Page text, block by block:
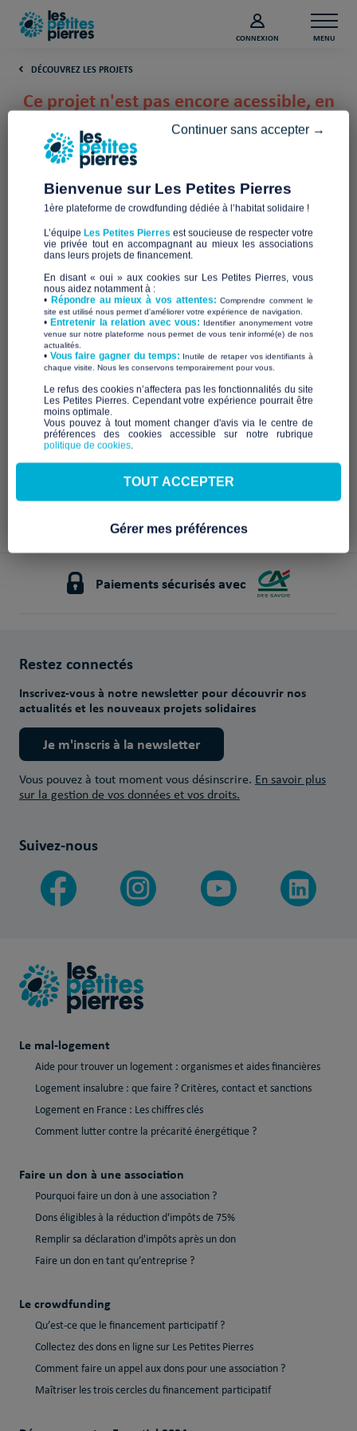
CONNEXION MENU
DÉCOUVREZ LES PROJETS
Ce projet n'est pas encore acessible, en
attendant découvrez les derniers
projets lancés :
Deux locations pour
héberger des demandeurs
d'asile
COLLECTIF AGIR
10 630€ sur 15 000€
67 joursrestants ! +
Solution de relogement
pour un public SDF
Centre de Développement pour
l'Habitat et l'Aménagement des
Territoires
2 420€ sur 15 000€
37 joursrestants !
Paiements sécurisés avec
Restez connectés
Inscrivez-vous à notre newsletter pour découvrir nos
actualités et les nouveaux projets solidaires
Je m'inscris à la newsletter
Vous pouvez à tout moment vous désinscrire. En savoir plus
sur la gestion de vos données et vos droits.
Suivez-nous
Le mal-logement
Aide pour trouver un logement : organismes et aides financières
Logement insalubre : que faire ? Critères, contact et sanctions
Logement en France : Les chiffres clés
Comment lutter contre la précarité énergétique ?
Faire un don à une association
Pourquoi faire un don à une association ?
Dons éligibles à la réduction d'impôts de 75%
Remplir sa déclaration d'impôts après un don
Faire un don en tant qu’entreprise ?
Le crowdfunding
Qu’est-ce que le financement participatif ?
Collectez des dons en ligne sur Les Petites Pierres
Comment faire un appel aux dons pour une association ?
Maîtriser les trois cercles du financement participatif
Bienvenue sur Les Petites Pierres
1ère plateforme de crowdfunding dédiée à l’habitat solidaire !
L’équipe Les Petites Pierres est soucieuse de respecter votre
vie privée tout en accompagnant au mieux les associations
dans leurs projets de financement.
En disant « oui » aux cookies sur Les Petites Pierres, vous
nous aidez notamment à :
• Répondre au mieux à vos attentes:Comprendre comment le
site est utilisé nous permet d'améliorer votre expérience de navigation.
•Entretenir la relation avec vous: Identifier anonymement votre
venue sur notre plateforme nous permet de vous tenir informé(e) de nos
actualités.
​• Vous faire gagner du temps: Inutile de retaper vos identifiants à
chaque visite. Nous les conservons temporairement pour vous.
​Le refus des cookies n’affectera pas les fonctionnalités du site
Les Petites Pierres. Cependant votre expérience pourrait être
moins optimale.​
Vous pouvez à tout moment changer d'avis via le centre de
préférences des cookies accessible sur notre rubrique
politique de cookies.
Continuer sans accepter →
TOUT ACCEPTER
Gérer mes préférences